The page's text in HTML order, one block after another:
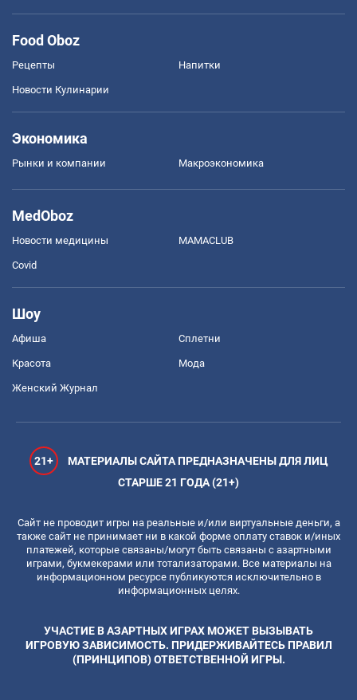
Food Oboz
Рецепты Напитки
Новости Кулинарии
Экономика
Рынки и компании Mакроэкономика
MedOboz
Новости медицины MAMACLUB
Covid
Шоу
Афиша Сплетни
Красота Мода
Женский Журнал
21+
МАТЕРИАЛЫ САЙТА ПРЕДНАЗНАЧЕНЫ ДЛЯ ЛИЦ
СТАРШЕ 21 ГОДА (21+)
Сайт не проводит игры на реальные и/или виртуальные деньги, а
также сайт не принимает ни в какой форме оплату ставок и/иных
платежей, которые связаны/могут быть связаны с азартными
играми, букмекерами или тотализаторами. Все материалы на
информационном ресурсе публикуются исключительно в
информационных целях.
УЧАСТИЕ В АЗАРТНЫХ ИГРАХ МОЖЕТ ВЫЗЫВАТЬ
ИГРОВУЮ ЗАВИСИМОСТЬ. ПРИДЕРЖИВАЙТЕСЬ ПРАВИЛ
(ПРИНЦИПОВ) ОТВЕТСТВЕННОЙ ИГРЫ.